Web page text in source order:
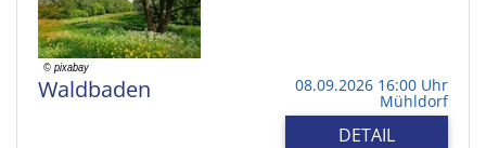
Waldbaden 08.09.2026 16:00 Uhr
Mühldorf
DETAIL